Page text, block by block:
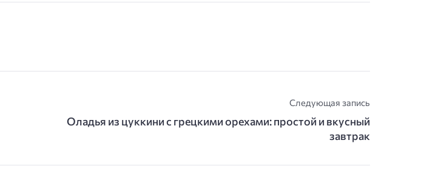
Следующая запись
Оладья из цуккини с грецкими орехами: простой и вкусный
завтрак